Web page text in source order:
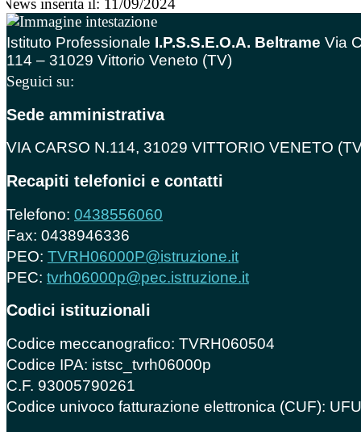
News inserita il: 11/09/2024
Istituto Professionale I.P.S.S.E.O.A. Beltrame Via
114 – 31029 Vittorio Veneto (TV)
Seguici su:
Sede amministrativa
VIA CARSO N.114, 31029 VITTORIO VENETO
Recapiti telefonici e contatti
Telefono: 0438556060
Fax: 0438946336
PEO: TVRH06000P@istruzione.it
PEC: tvrh06000p@pec.istruzione.it
Codici istituzionali
Codice meccanografico: TVRH060504
Codice IPA: istsc_tvrh06000p
C.F. 93005790261
Codice univoco fatturazione elettronica (CUF):